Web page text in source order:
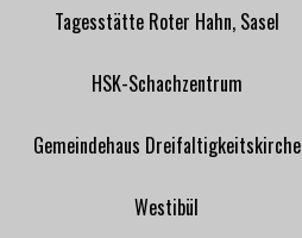
Tagesstätte Roter Hahn, Sasel
HSK-Schachzentrum
Gemeindehaus Dreifaltigkeitskirche
Westibül